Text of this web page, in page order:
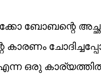
ബോബന്റെ
ഒരു